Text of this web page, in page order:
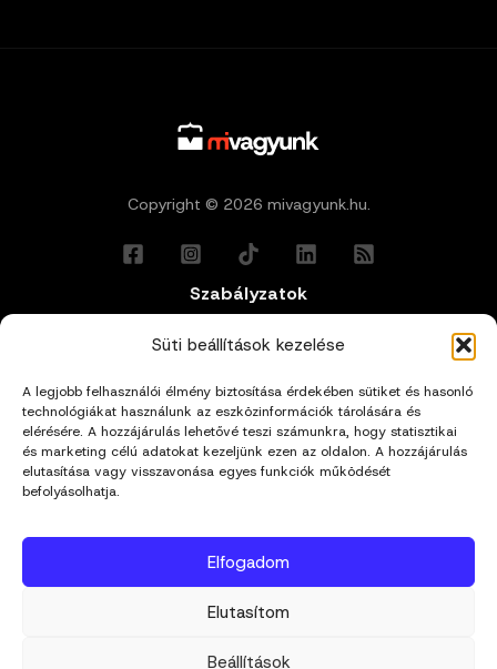
Süti beállítások kezelése
A legjobb felhasználói élmény biztosítása érdekében sütiket és hasonló
technológiákat használunk az eszközinformációk tárolására és
elérésére. A hozzájárulás lehetővé teszi számunkra, hogy statisztikai
és marketing célú adatokat kezeljünk ezen az oldalon. A hozzájárulás
elutasítása vagy visszavonása egyes funkciók működését
befolyásolhatja.
Elfogadom
Elutasítom
Beállítások
Copyright © 2026 mivagyunk.hu.
Szabályzatok
Általános Felhasználási Feltételek
Adatkezelési Tájékoztató
Impresszum
Kapcsolat
hello@mivagyunk.hu